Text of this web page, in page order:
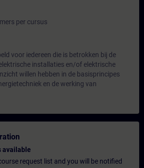
per cursus
voor iedereen die is betrokken bij de
installaties en/of elektrische
willen hebben in de basisprincipes
en de werking van
available
request list and you will be notified